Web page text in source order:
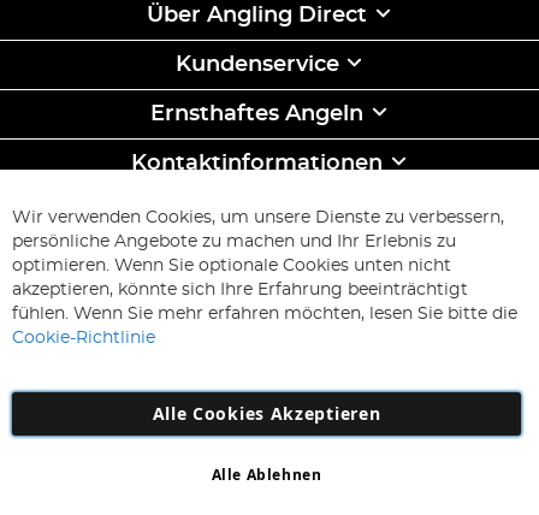
Über Angling Direct
Kundenservice
Ernsthaftes Angeln
Kontaktinformationen
ABONNIEREN & SPAREN
Melden
Sie
unseren
Newsletter
Abonnieren
Wir verwenden Cookies, um unsere Dienste zu verbessern,
persönliche Angebote zu machen und Ihr Erlebnis zu
optimieren. Wenn Sie optionale Cookies unten nicht
akzeptieren, könnte sich Ihre Erfahrung beeinträchtigt
fühlen. Wenn Sie mehr erfahren möchten, lesen Sie bitte die
Cookie-Richtlinie
Alle Cookies Akzeptieren
Alle Ablehnen